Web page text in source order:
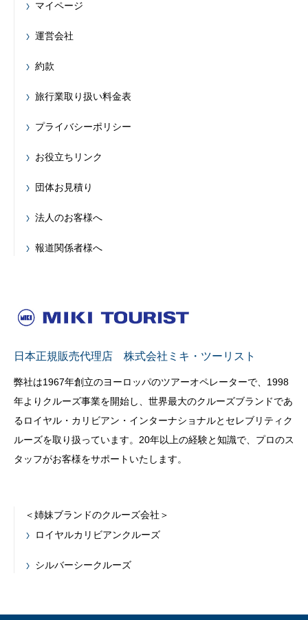
マイページ
運営会社
約款
旅行業取り扱い料金表
プライバシーポリシー
お役立ちリンク
団体お見積り
法人のお客様へ
報道関係者様へ
日本正規販売代理店 株式会社ミキ・ツーリスト
弊社は1967年創立のヨーロッパのツアーオペレーターで、1998
年よりクルーズ事業を開始し、世界最大のクルーズブランドであ
るロイヤル・カリビアン・インターナショナルとセレブリティク
ルーズを取り扱っています。20年以上の経験と知識で、プロのス
タッフがお客様をサポートいたします。
＜姉妹ブランドのクルーズ会社＞
ロイヤルカリビアンクルーズ
シルバーシークルーズ